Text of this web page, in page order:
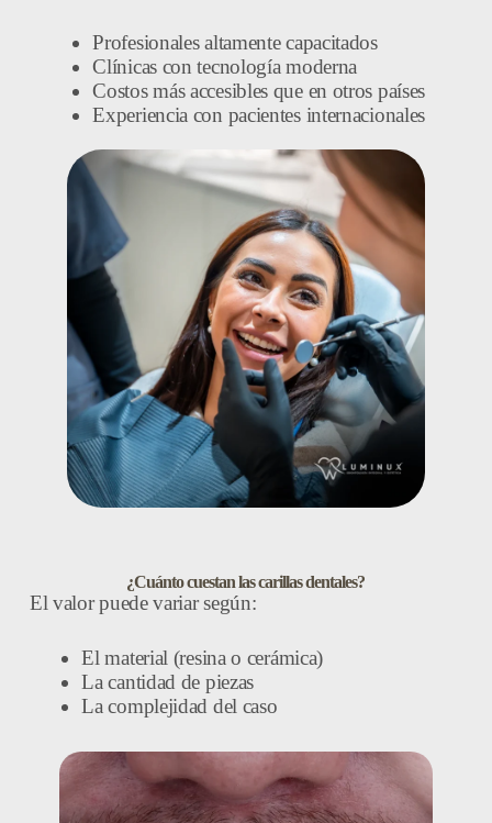
Profesionales altamente capacitados
Clínicas con tecnología moderna
Costos más accesibles que en otros países
Experiencia con pacientes internacionales
¿Cuánto cuestan las carillas dentales?
El valor puede variar según:
El material (resina o cerámica)
La cantidad de piezas
La complejidad del caso